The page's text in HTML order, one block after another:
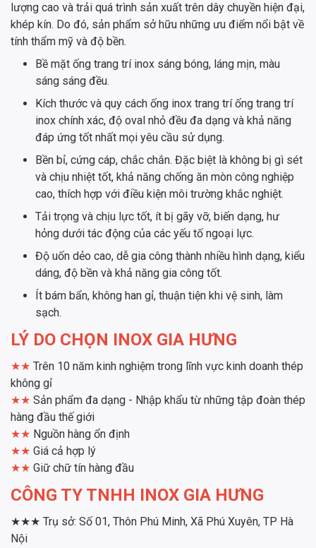
lượng cao và trải quá trình sản xuất trên dây chuyền hiện đại,
khép kín. Do đó, sản phẩm sở hữu những ưu điểm nổi bật về
tính thẩm mỹ và độ bền.
Bề mặt ống trang trí inox sáng bóng, láng mịn, màu
sáng sáng đều.
Kích thước và quy cách ống inox trang trí ống trang trí
inox chính xác, độ oval nhỏ đều đa dạng và khả năng
đáp ứng tốt nhất mọi yêu cầu sử dụng.
Bền bỉ, cứng cáp, chắc chắn. Đặc biệt là không bị gì sét
và chịu nhiệt tốt, khả năng chống ăn mòn công nghiệp
cao, thích hợp với điều kiện môi trường khắc nghiệt.
Tải trọng và chịu lực tốt, ít bị gãy vỡ, biến dạng, hư
hỏng dưới tác động của các yếu tố ngoại lực.
Độ uốn dẻo cao, dễ gia công thành nhiều hình dạng, kiểu
dáng, độ bền và khả năng gia công tốt.
Ít bám bẩn, không han gỉ, thuận tiện khi vệ sinh, làm
sạch.
LÝ DO CHỌN INOX GIA HƯNG
★★ Trên 10 năm kinh nghiệm trong lĩnh vực kinh doanh thép
không gỉ
★★ Sản phẩm đa dạng - Nhập khẩu từ những tập đoàn thép
hàng đầu thế giới
★★ Nguồn hàng ổn định
★★ Giá cả hợp lý
★★ Giữ chữ tín hàng đầu
CÔNG TY TNHH INOX GIA HƯNG
★★★ Trụ sở: Số 01, Thôn Phú Minh, Xã Phú Xuyên, TP Hà
Nội